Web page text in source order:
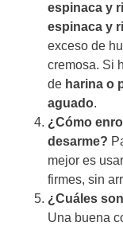
espinaca y
espinaca y
exceso de
cremosa. Si
de harina o
aguado.
¿Cómo
desarme?
mejor es
firmes, sin
¿Cuáles
Una buena